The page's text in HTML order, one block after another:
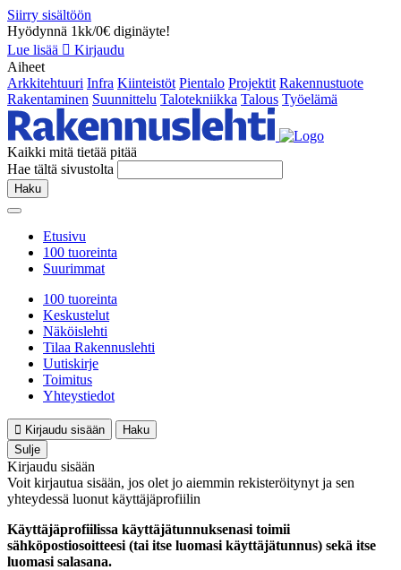
Siirry sisältöön
Hyödynnä 1kk/0€ diginäyte!
Lue lisää
Kirjaudu
Aiheet
Arkkitehtuuri Infra Kiinteistöt Pientalo Projektit Rakennustuote
Rakentaminen Suunnittelu Talotekniikka Talous Työelämä
Kaikki mitä tietää pitää
Hae tältä sivustolta
Haku
Etusivu
100 tuoreinta
Suurimmat
100 tuoreinta
Keskustelut
Näköislehti
Tilaa Rakennuslehti
Uutiskirje
Toimitus
Yhteystiedot
Kirjaudu sisään
Haku
Sulje
Kirjaudu sisään
Voit kirjautua sisään, jos olet jo aiemmin rekisteröitynyt ja sen
yhteydessä luonut käyttäjäprofiilin
Käyttäjäprofiilissa käyttäjätunnuksenasi toimii
sähköpostiosoitteesi (tai itse luomasi käyttäjätunnus) sekä itse
luomasi salasana.